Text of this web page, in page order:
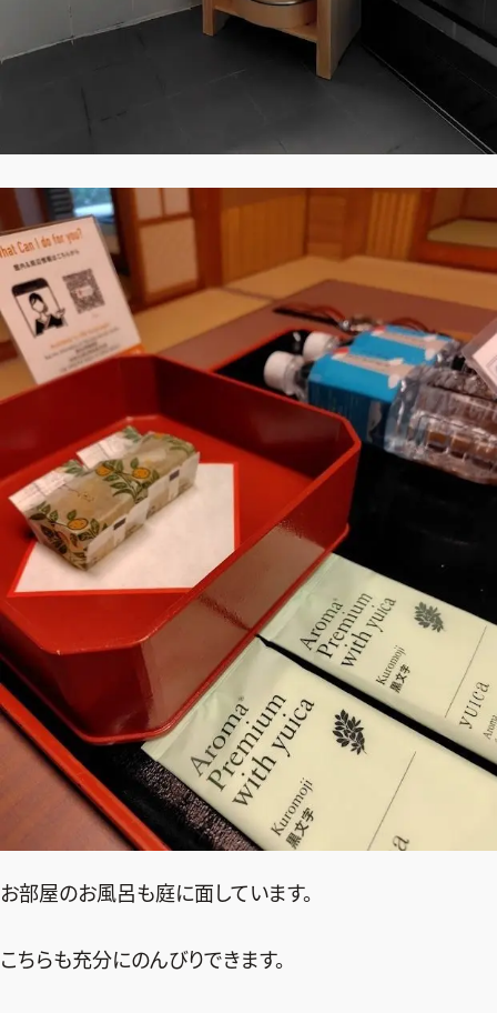
お部屋のお風呂も庭に面しています。
こちらも充分にのんびりできます。